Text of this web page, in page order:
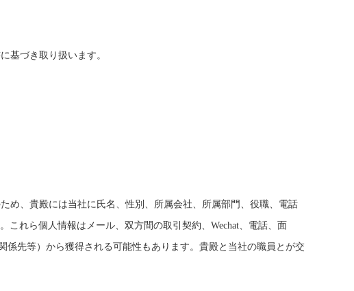
基づき取り扱います。
め、貴殿には当社に氏名、性別、所属会社、所属部門、役職、電話
。これら個人情報はメール、双方間の取引契約、 Wechat、電話、面
先等）から獲得される可能性もあります。貴殿と当社の職員とが交